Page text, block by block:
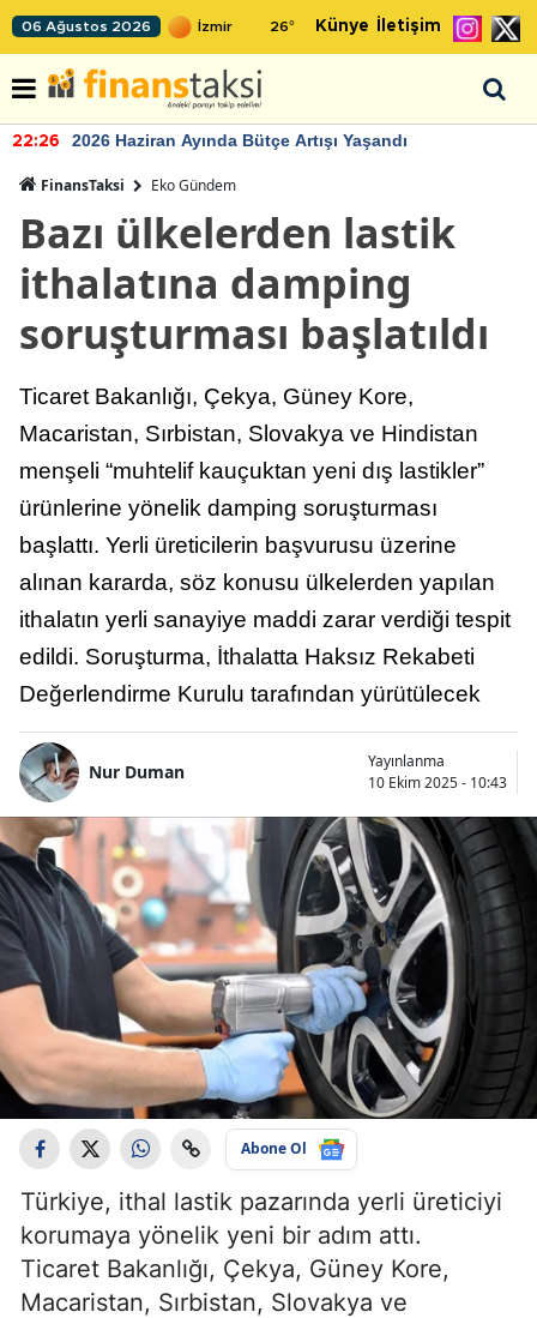
06 Ağustos 2026 26° Künye İletişim
22:26 2026 Haziran Ayında Bütçe Artışı Yaşandı
FinansTaksi Eko Gündem
Bazı ülkelerden lastik
ithalatına damping
soruşturması başlatıldı
Ticaret Bakanlığı, Çekya, Güney Kore,
Macaristan, Sırbistan, Slovakya ve Hindistan
menşeli “muhtelif kauçuktan yeni dış lastikler”
ürünlerine yönelik damping soruşturması
başlattı. Yerli üreticilerin başvurusu üzerine
alınan kararda, söz konusu ülkelerden yapılan
ithalatın yerli sanayiye maddi zarar verdiği tespit
edildi. Soruşturma, İthalatta Haksız Rekabeti
Değerlendirme Kurulu tarafından yürütülecek
Nur Duman
Yayınlanma
10 Ekim 2025 - 10:43
Abone Ol
Türkiye, ithal lastik pazarında yerli üreticiyi
korumaya yönelik yeni bir adım attı.
Ticaret Bakanlığı, Çekya, Güney Kore,
Macaristan, Sırbistan, Slovakya ve